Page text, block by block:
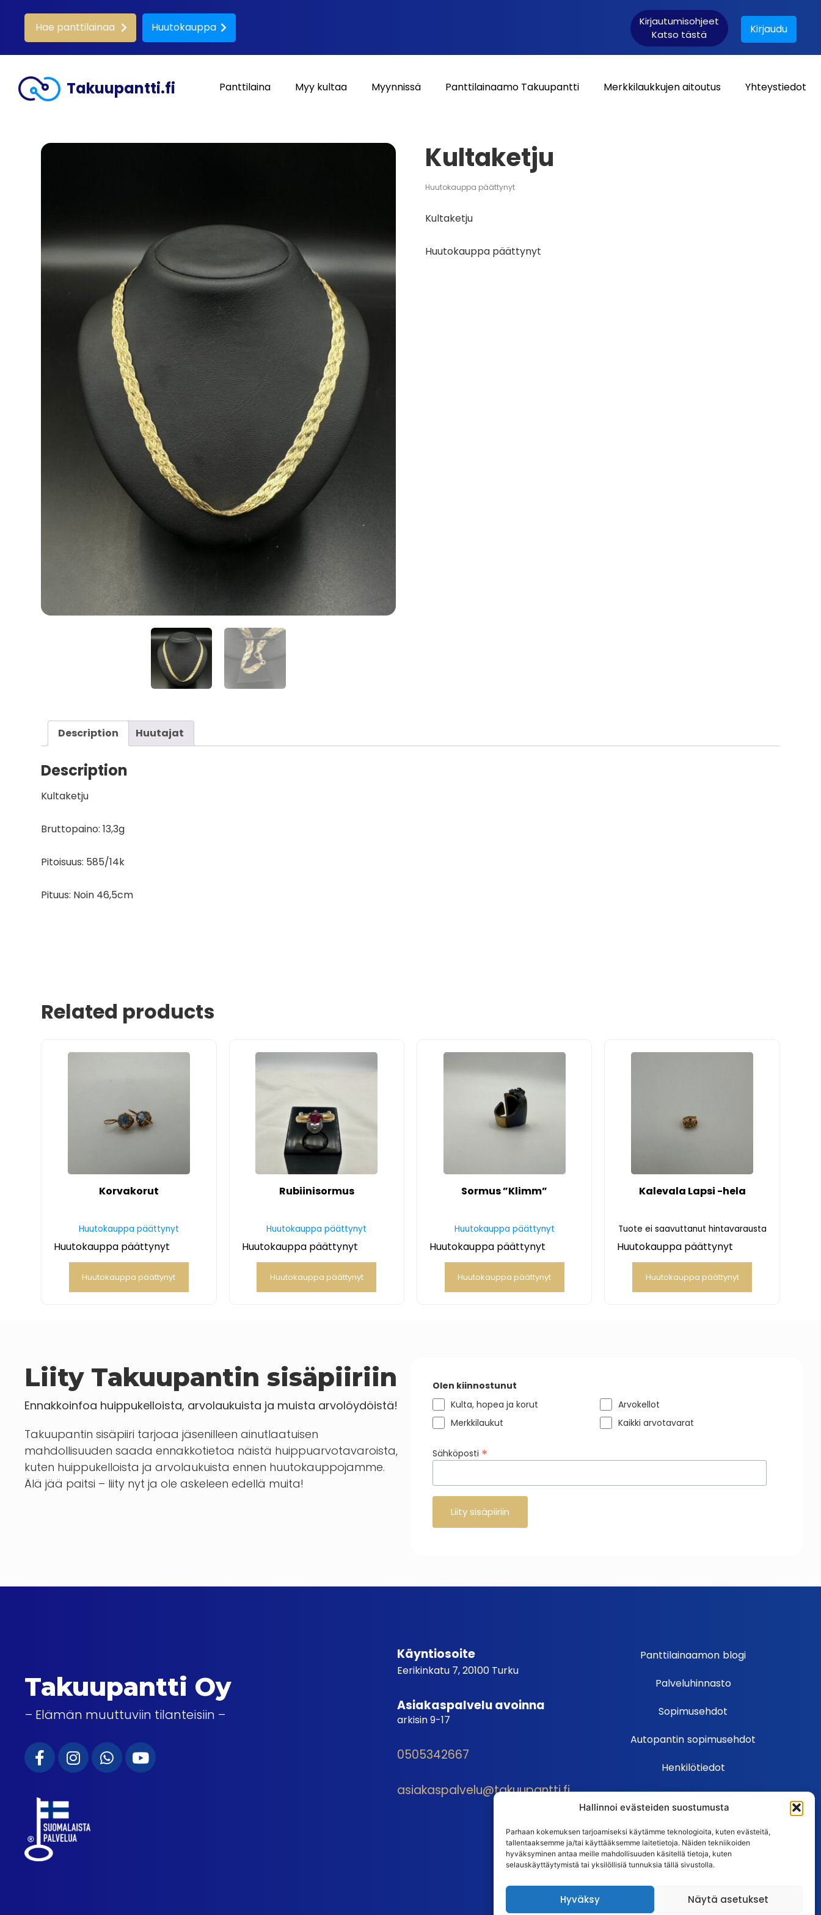
Hallinnoi evästeiden suostumusta
Parhaan kokemuksen tarjoamiseksi käytämme teknologioita, kuten evästeitä,
tallentaaksemme ja/tai käyttääksemme laitetietoja. Näiden tekniikoiden
hyväksyminen antaa meille mahdollisuuden käsitellä tietoja, kuten
selauskäyttäytymistä tai yksilöllisiä tunnuksia tällä sivustolla.
Hyväksy Näytä asetukset
Hae panttilainaa Huutokauppa Kirjautumisohjeet
Katso tästä Kirjaudu
Takuupantti.fi Panttilaina Myy kultaa Myynnissä Panttilainaamo Takuupantti Merkkilaukkujen aitoutus Yhteystiedot
Kultaketju
Huutokauppa päättynyt
Kultaketju
Huutokauppa päättynyt
Description Huutajat
Description
Kultaketju
Bruttopaino: 13,3g
Pitoisuus: 585/14k
Pituus: Noin 46,5cm
Related products
Korvakorut
Huutokauppa päättynyt
Huutokauppa päättynyt
Huutokauppa päättynyt
Rubiinisormus
Huutokauppa päättynyt
Huutokauppa päättynyt
Huutokauppa päättynyt
Sormus ”Klimm”
Huutokauppa päättynyt
Huutokauppa päättynyt
Huutokauppa päättynyt
Kalevala Lapsi -hela
Tuote ei saavuttanut hintavarausta
Huutokauppa päättynyt
Huutokauppa päättynyt
Liity Takuupantin sisäpiiriin
Ennakkoinfoa huippukelloista, arvolaukuista ja muista arvolöydöistä!
Takuupantin sisäpiiri tarjoaa jäsenilleen ainutlaatuisen
mahdollisuuden saada ennakkotietoa näistä huippuarvotavaroista,
kuten huippukelloista ja arvolaukuista ennen huutokauppojamme.
Älä jää paitsi – liity nyt ja ole askeleen edellä muita!
Olen kiinnostunut
Kulta, hopea ja korut
Arvokellot
Merkkilaukut
Kaikki arvotavarat
Sähköposti *
Takuupantti Oy
– Elämän muuttuviin tilanteisiin –
Käyntiosoite
Eerikinkatu 7, 20100 Turku
Asiakaspalvelu avoinna
arkisin 9-17
0505342667
asiakaspalvelu@takuupantti.fi
Panttilainaamon blogi
Palveluhinnasto
Sopimusehdot
Autopantin sopimusehdot
Henkilötiedot
Ehdot
Usein kysytyt kysymykset